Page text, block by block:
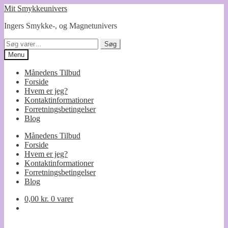
Spring
navigation
Spring
indhold
Mit Smykkeunivers
Ingers Smykke-, og Magnetunivers
Søg
efter:
Søg
Menu
Månedens Tilbud
Forside
Hvem er jeg?
Kontaktinformationer
Forretningsbetingelser
Blog
Månedens Tilbud
Forside
Hvem er jeg?
Kontaktinformationer
Forretningsbetingelser
Blog
0,00 kr. 0 varer